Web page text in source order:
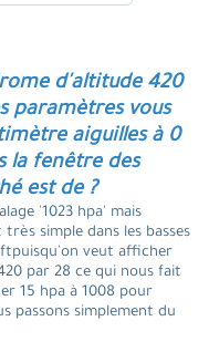
d'altitude 420
paramètres vous
aiguilles à 0
la fenêtre des
est de ?
'1023 hpa' mais
simple dans les basses
veut afficher
par 28 ce qui nous fait
15 hpa à 1008 pour
passons simplement du